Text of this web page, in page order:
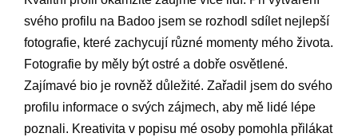
svého profilu na Badoo jsem se rozhodl sdílet nejlepší
fotografie, které zachycují různé momenty mého života.
Fotografie by měly být ostré a dobře osvětlené.
Zajímavé bio je rovněž důležité. Zařadil jsem do svého
profilu informace o svých zájmech, aby mě lidé lépe
poznali. Kreativita v popisu mé osoby pomohla přilákat